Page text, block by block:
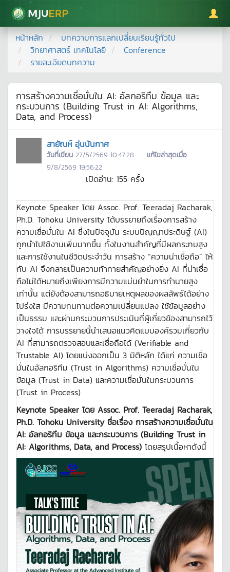
มหาวิทยาลัยแม่โจ้
หน้าหลัก
บทความการแลกเปลี่ยนเรียนรู้ทั่วไป
วิทยาศาสตร์ เทคโนโลยี
Conference
รายละเอียดบทความ
การสร้างความเชื่อมั่นใน AI: อัลกอริทึม ข้อมูล และ
กระบวนการ (Building Trust in AI: Algorithms,
Data, and Process)
สายัณห์ อุ่นนันกาศ
วันที่เขียน 27/5/2569 10:47:28
แก้ไขล่าสุดเมื่อ
9/8/2569 19:56:22
เปิดอ่าน: 155 ครั้ง
Keynote Speaker โดย Assoc. Prof. Teeradaj Racharak,
Ph.D. Tohoku University ได้บรรยายถึงเรื่องการสร้าง
ความเชื่อมั่นใน AI ซึ่งในปัจจุบัน ระบบปัญญาประดิษฐ์ (AI)
ถูกนำไปใช้งานเพิ่มมากขึ้น ทั้งในงานสำคัญที่มีผลกระทบสูง
และการใช้งานในชีวิตประจำวัน การสร้าง “ความน่าเชื่อถือ” ให้
กับ AI จึงกลายเป็นความท้าทายสำคัญอย่างยิ่ง AI ที่น่าเชื่อ
ถือไม่ได้หมายถึงเพียงการมีความแม่นยำในการทำนายสูง
เท่านั้น แต่ยังต้องสามารถอธิบายเหตุผลของผลลัพธ์ได้อย่าง
โปร่งใส มีความทนทานต่อความเปลี่ยนแปลง ใช้ข้อมูลอย่าง
เป็นธรรม และผ่านกระบวนการประเมินที่ผู้เกี่ยวข้องสามารถไว้
วางใจได้ การบรรยายนี้นำเสนอแนวคิดแบบองค์รวมเกี่ยวกับ
AI ที่สามารถตรวจสอบและเชื่อถือได้ (Verifiable and
Trustable AI) โดยแบ่งออกเป็น 3 มิติหลัก ได้แก่ ความเชื่อ
มั่นในอัลกอริทึม (Trust in Algorithms) ความเชื่อมั่นใน
ข้อมูล (Trust in Data) และความเชื่อมั่นในกระบวนการ
(Trust in Process)
Keynote Speaker โดย Assoc. Prof. Teeradaj Racharak,
Ph.D. Tohoku University ชื่อเรื่อง การสร้างความเชื่อมั่นใน
AI: อัลกอริทึม ข้อมูล และกระบวนการ (Building Trust in
AI: Algorithms, Data, and Process) โดยสรุปเนื้อหาดังนี้